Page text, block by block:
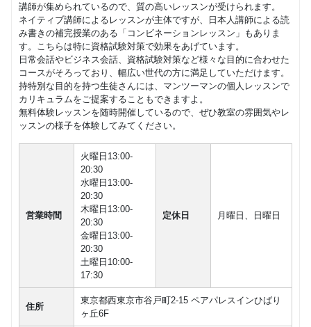
講師が集められているので、質の高いレッスンが受けられます。
ネイティブ講師によるレッスンが主体ですが、日本人講師による読
み書きの補完授業のある「コンビネーションレッスン」もありま
す。こちらは特に資格試験対策で効果をあげています。
日常会話やビジネス会話、資格試験対策など様々な目的に合わせた
コースがそろっており、幅広い世代の方に満足していただけます。
持特別な目的を持つ生徒さんには、マンツーマンの個人レッスンで
カリキュラムをご提案することもできますよ。
無料体験レッスンを随時開催しているので、ぜひ教室の雰囲気やレ
ッスンの様子を体験してみてください。
営業時間
火曜日13:00-
20:30
水曜日13:00-
20:30
木曜日13:00-
20:30
金曜日13:00-
20:30
土曜日10:00-
17:30
定休日 月曜日、日曜日
住所
東京都西東京市谷戸町2-15 ペアパレスインひばり
ヶ丘6F